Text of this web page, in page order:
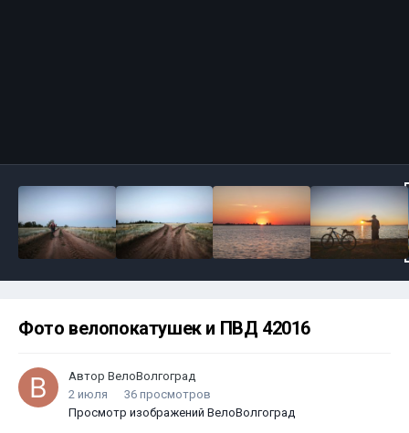
Фото велопокатушек и ПВД 42016
Автор ВелоВолгоград
2 июля
36 просмотров
Просмотр изображений ВелоВолгоград